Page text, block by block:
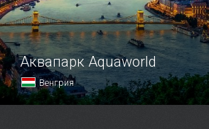
Аквапарк Aquaworld
Венгрия